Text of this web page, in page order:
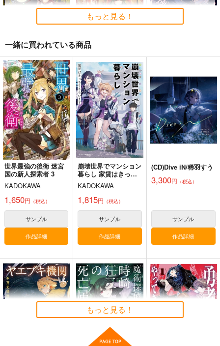
御伽噺のカラクリは、
幽閉サテライト
770円（税込）
サンプル
作品詳細
その神のジレンマに
幽閉サテライト
843円（税込）
サンプル
作品詳細
幽閉サテライト
770円（税込）
魂魄妖夢
サンプル
作品詳細
魂の語りに導かれて
幽閉サテライト
1,564円 （税込）
サンプル
綴れぬ森の少女
幽閉サテライト
843円（税込）
サンプル
作品詳細
玉響咲いた背後の永久
幽閉サテライト
1,572円（税込）
サンプル
もっと見る！
一緒に買われている商品
世界最強の後衛 迷宮
国の新人探索者 3
KADOKAWA
1,650円 （税込）
サンプル
作品詳細
崩壊世界でマンション
暮らし 家賃はきっち
りもらいます
KADOKAWA
1,815円 （税込）
サンプル
作品詳細
(CD)Dive iN/稀羽すう
3,300円 （税込）
サンプル
作品詳細
もっと見る！